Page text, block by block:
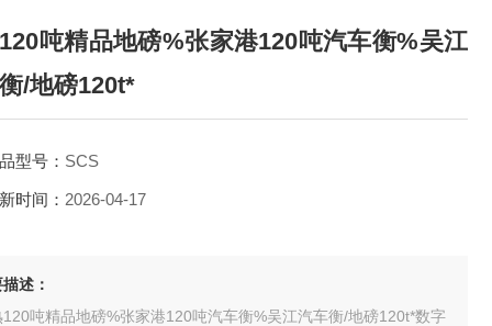
吨精品地磅%张家港120吨汽车衡%吴江
/地磅120t*
型号： SCS
时间： 2026-04-17
述：
120吨精品地磅%张家港120吨汽车衡%吴江汽车衡/地磅120t*数字